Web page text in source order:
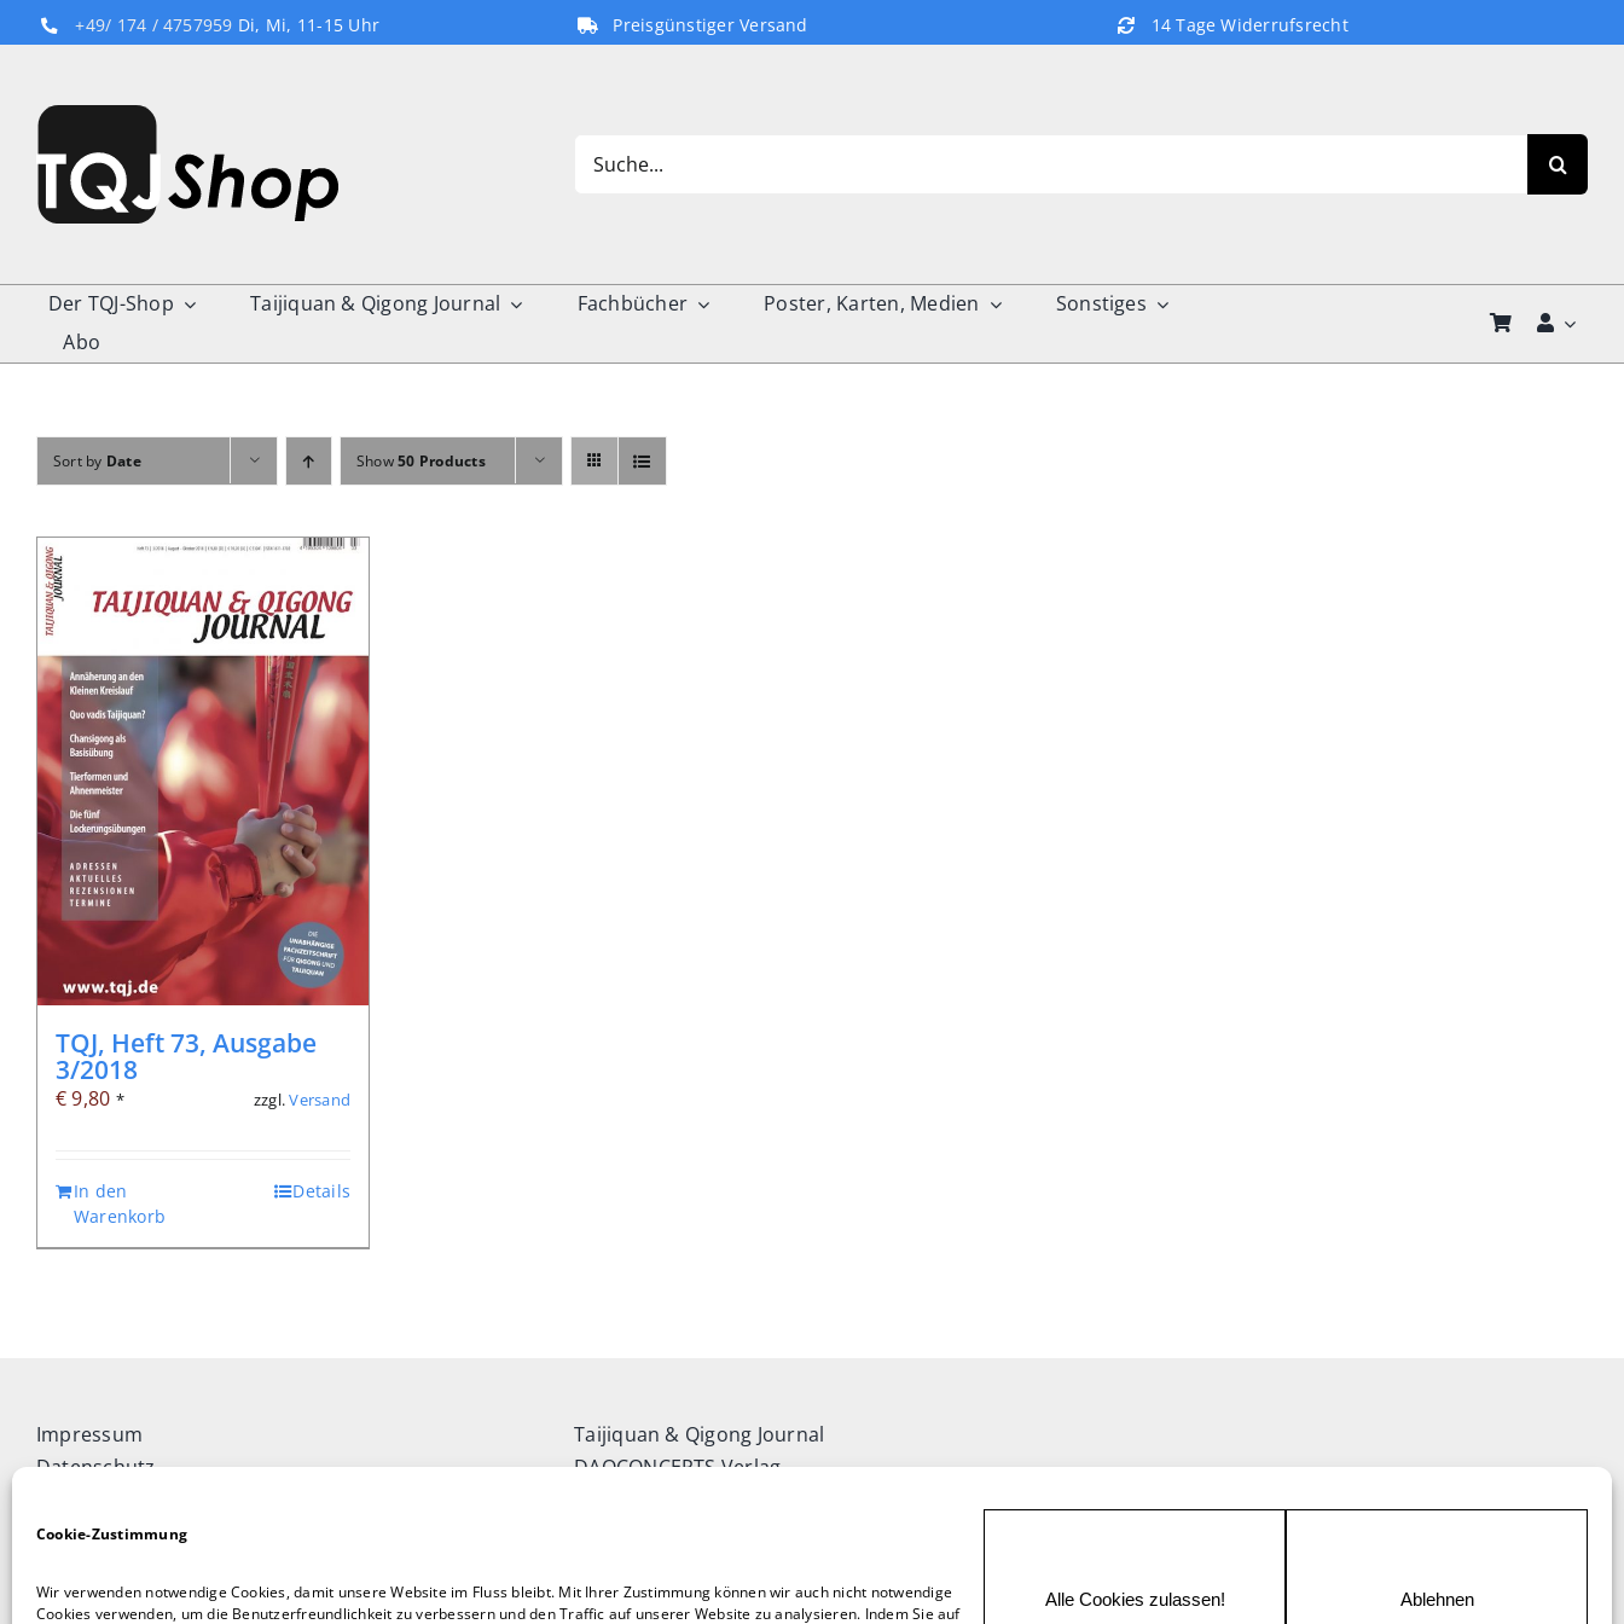
Cookie-Zustimmung
Wir verwenden notwendige Cookies, damit unsere Website im Fluss bleibt. Mit Ihrer Zustimmung können wir auch nicht notwendige
Cookies verwenden, um die Benutzerfreundlichkeit zu verbessern und den Traffic auf unserer Website zu analysieren. Indem Sie auf
Alle Cookies zulassen! Ablehnen
to
+49/ 174 / 4757959 Di, Mi, 11-15 Uhr Preisgünstiger Versand 14 Tage Widerrufsrecht
for:
Der TQJ-Shop Taijiquan & Qigong Journal Fachbücher Poster, Karten, Medien
Sonstiges
Abo
Sort by Date Show50 Products
TQJ, Heft 73, Ausgabe
3/2018
€9,80 * zzgl.Versand
In den
Warenkorb
Details
Impressum
Datenschutz
Cookie-Richtlinie (EU)
Vertrag widerrufen
Taijiquan & Qigong Journal
DAOCONCEPTS Verlag